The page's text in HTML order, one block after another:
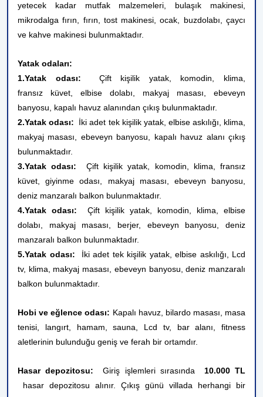
yetecek kadar mutfak malzemeleri, bulaşık makinesi,
mikrodalga fırın, fırın, tost makinesi, ocak, buzdolabı, çaycı
ve kahve makinesi bulunmaktadır.
Yatak odaları:
1.Yatak odası:
Çift kişilik yatak, komodin, klima,
fransız küvet, elbise dolabı, makyaj masası, ebeveyn
banyosu, kapalı havuz alanından çıkış bulunmaktadır.
2.Yatak odası:
İki adet tek kişilik yatak, elbise askılığı, klima,
makyaj masası, ebeveyn banyosu, kapalı havuz alanı çıkış
bulunmaktadır.
3.Yatak odası:
Çift kişilik yatak, komodin, klima, fransız
küvet, giyinme odası, makyaj masası, ebeveyn banyosu,
deniz manzaralı balkon bulunmaktadır.
4.Yatak odası:
Çift kişilik yatak, komodin, klima, elbise
dolabı, makyaj masası, berjer, ebeveyn banyosu, deniz
manzaralı balkon bulunmaktadır.
5.Yatak odası:
İki adet tek kişilik yatak, elbise askılığı , Lcd
tv, klima, makyaj masası,
ebeveyn banyosu, deniz manzaralı
balkon bulunmaktadır.
Hobi ve eğlence odası: Kapalı havuz, bilardo masası, masa
tenisi, langırt, hamam, sauna, Lcd tv, bar alanı, fitness
aletlerinin bulunduğu geniş ve ferah bir ortamdır.
Hasar depozitosu: Giriş işlemleri sırasında 10.000 TL
hasar depozitosu alınır. Çıkış günü villada herhangi bir